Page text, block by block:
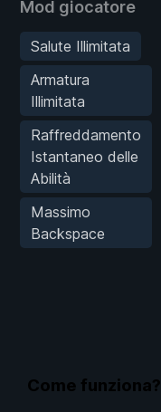
Mod giocatore
Salute Illimitata
Armatura
Illimitata
Raffreddamento
Istantaneo delle
Abilità
Massimo
Backspace
Come funziona?